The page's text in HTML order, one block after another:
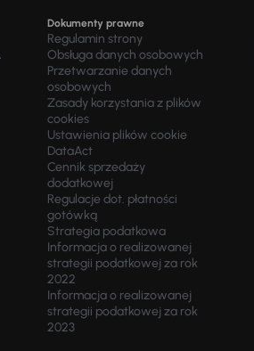
Dokumenty prawne
Regulamin strony
Obsługa danych osobowych
Przetwarzanie danych
osobowych
Zasady korzystania z plików
cookies
Ustawienia plików cookie
DataAct
Cennik sprzedaży
dodatkowej
Regulacje dot. płatności
gotówką
Strategia podatkowa
Informacja o realizowanej
strategii podatkowej za rok
2022
Informacja o realizowanej
strategii podatkowej za rok
2023